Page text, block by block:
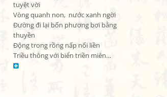
tuyệt vời
Vòng quanh non,  nước xanh ngời
Đường đi lại bốn phương bơi bằng
thuyền
Động trong rồng nấp nối liền
Triều thông với biển triền miên…